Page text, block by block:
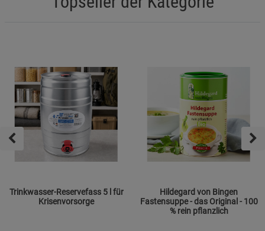
Trinkwasser-Reservefass 5 l für
Krisenvorsorge
Hildegard von Bingen
Fastensuppe - das Original - 100
% rein pflanzlich